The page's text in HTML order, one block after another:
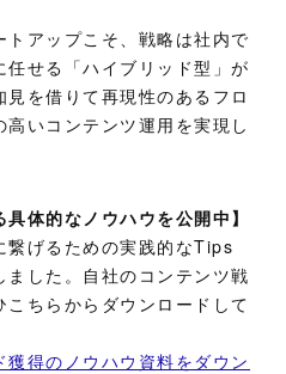
トアップこそ、戦略は社内で
せる「ハイブリッド型」が
を借りて再現性のあるフロ
いコンテンツ運用を実現し
体的なノウハウを公開中】
繋げるための実践的なTips
した。自社のコンテンツ戦
ちらからダウンロードして
得のノウハウ資料をダウン